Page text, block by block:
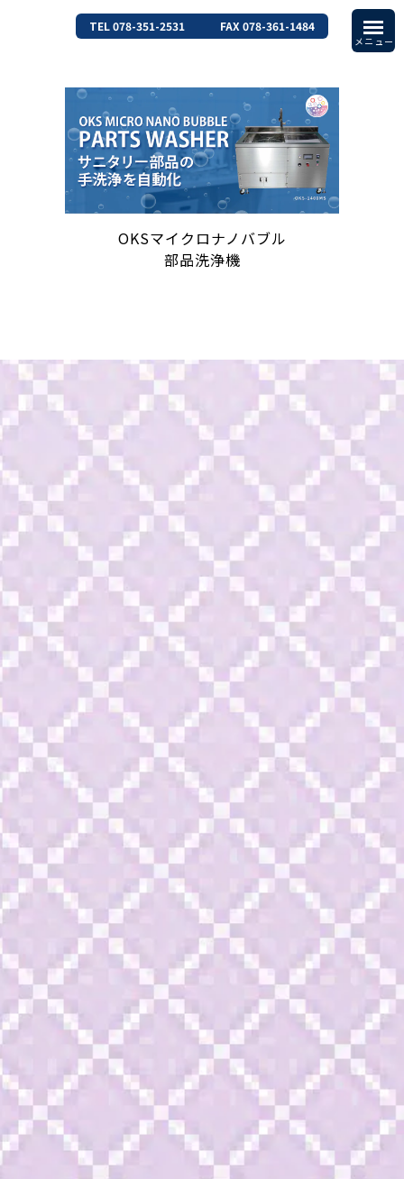
TEL 078-351-2531 FAX 078-361-1484
OKSマイクロナノバブル
部品洗浄機